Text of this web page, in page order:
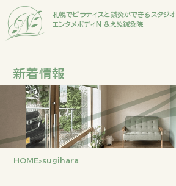
札幌でピラティスと鍼灸ができるスタジオ
エンタメボディN &えぬ鍼灸院
新着情報
HOME»sugihara